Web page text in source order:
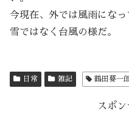
今現在、外では風雨にな
雪ではなく台風の様だ。
日常 雑記 鶴田要一
スポン